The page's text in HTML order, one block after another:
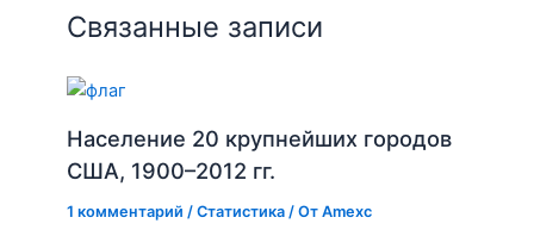
Связанные записи
Население 20 крупнейших городов
США, 1900–2012 гг.
1 комментарий /Статистика / ОтAmexc